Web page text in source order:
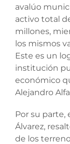
avalúo
activo total
millones,
los mismos
Este es un
institución
económico
Alejandro
Por su parte,
Álvarez,
de los